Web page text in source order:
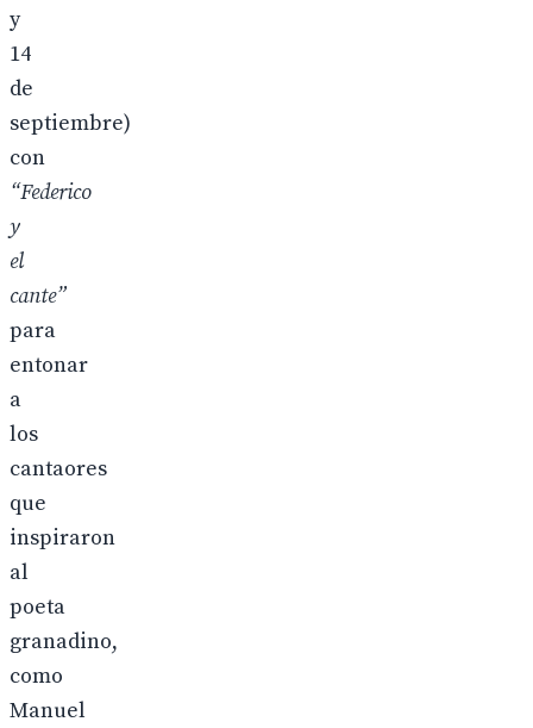
y
14
de
septiembre)
con
“Federico
y
el
cante”
para
entonar
a
los
cantaores
que
inspiraron
al
poeta
granadino,
como
Manuel